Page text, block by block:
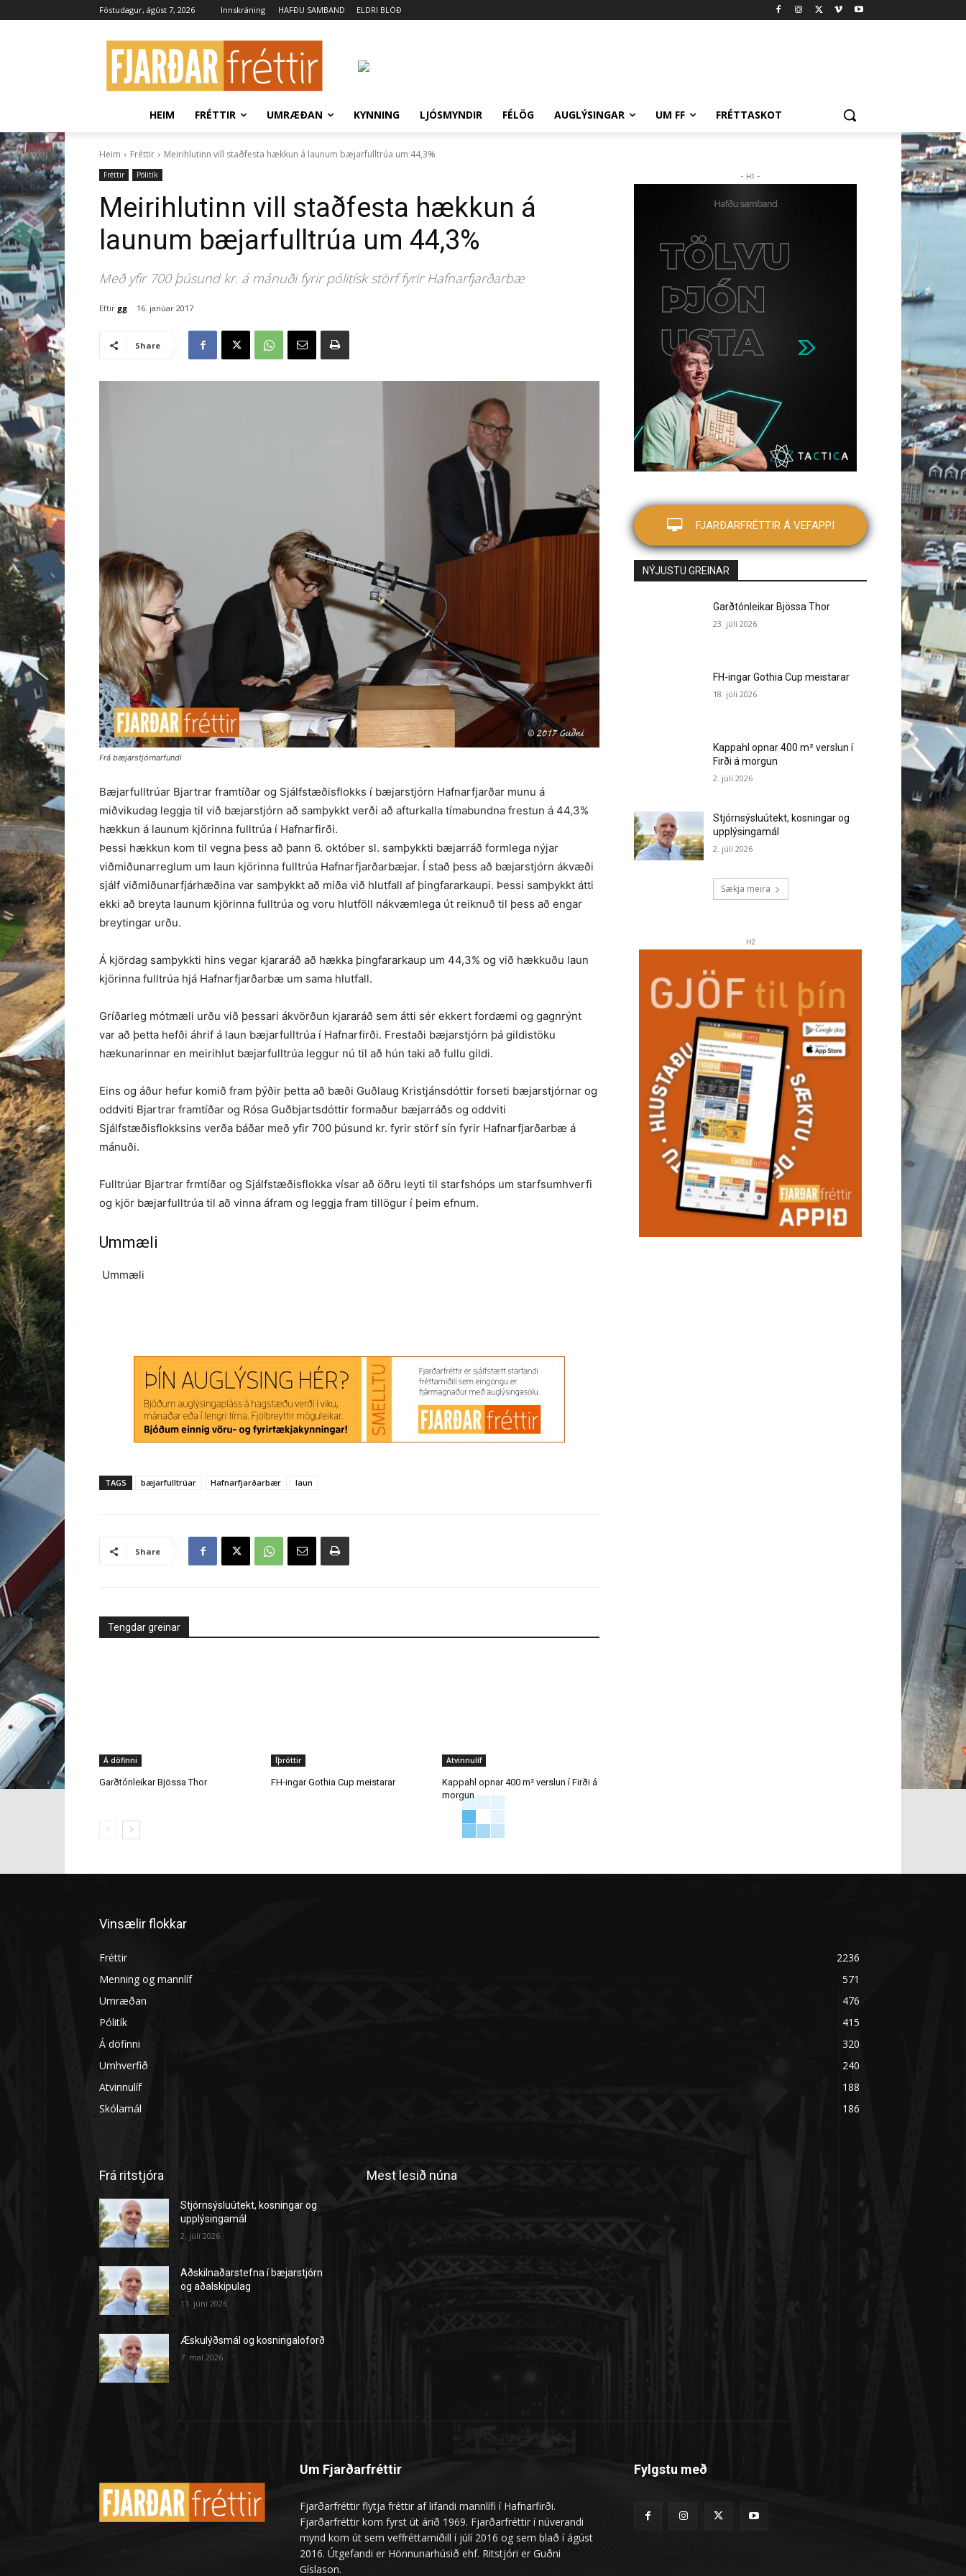
Föstudagur, ágúst 7, 2026 Innskráning HAFÐU SAMBAND ELDRI BLÖÐ
HEIM FRÉTTIR UMRÆÐAN KYNNING LJÓSMYNDIR FÉLÖG AUGLÝSINGAR UM FF FRÉTTASKOT
Heim Fréttir Meirihlutinn vill staðfesta hækkun á launum bæjarfulltrúa um 44,3%
Fréttir Pólitík
Meirihlutinn vill staðfesta hækkun á
launum bæjarfulltrúa um 44,3%
Með yfir 700 þúsund kr. á mánuði fyrir pólitísk störf fyrir Hafnarfjarðarbæ
Eftir gg 16. janúar 2017
Share
Frá bæjarstjórnarfundi
Bæjarfulltrúar Bjartrar framtíðar og Sjálfstæðisflokks í bæjarstjórn Hafnarfjarðar munu á
miðvikudag leggja til við bæjarstjórn að samþykkt verði að afturkalla tímabundna frestun á 44,3%
hækkun á launum kjörinna fulltrúa í Hafnarfirði.
Þessi hækkun kom til vegna þess að þann 6. október sl. samþykkti bæjarráð formlega nýjar
viðmiðunarreglum um laun kjörinna fulltrúa Hafnarfjarðarbæjar. Í stað þess að bæjarstjórn ákvæði
sjálf viðmiðunarfjárhæðina var samþykkt að miða við hlutfall af þingfararkaupi. Þessi samþykkt átti
ekki að breyta launum kjörinna fulltrúa og voru hlutföll nákvæmlega út reiknuð til þess að engar
breytingar urðu.
Á kjördag samþykkti hins vegar kjararáð að hækka þingfararkaup um 44,3% og við hækkuðu laun
kjörinna fulltrúa hjá Hafnarfjarðarbæ um sama hlutfall.
Gríðarleg mótmæli urðu við þessari ákvörðun kjararáð sem átti sér ekkert fordæmi og gagnrýnt
var að þetta hefði áhrif á laun bæjarfulltrúa í Hafnarfirði. Frestaði bæjarstjórn þá gildistöku
hækunarinnar en meirihlut bæjarfulltrúa leggur nú til að hún taki að fullu gildi.
Eins og áður hefur komið fram þýðir þetta að bæði Guðlaug Kristjánsdóttir forseti bæjarstjórnar og
oddviti Bjartrar framtíðar og Rósa Guðbjartsdóttir formaður bæjarráðs og oddviti
Sjálfstæðisflokksins verða báðar með yfir 700 þúsund kr. fyrir störf sín fyrir Hafnarfjarðarbæ á
mánuði.
Fulltrúar Bjartrar frmtíðar og Sjálfstæðisflokka vísar að öðru leyti til starfshóps um starfsumhverfi
og kjör bæjarfulltrúa til að vinna áfram og leggja fram tillögur í þeim efnum.
Ummæli
Ummæli
bæjarfulltrúar Hafnarfjarðarbær laun
Tengdar greinar
- H1 -
FJARÐARFRÉTTIR Á VEFAPPI
NÝJUSTU GREINAR
Garðtónleikar Bjössa Thor
23. júlí 2026
FH-ingar Gothia Cup meistarar
18. júlí 2026
Kappahl opnar 400 m² verslun í
Firði á morgun
2. júlí 2026
Stjórnsýsluútekt, kosningar og
upplýsingamál
2. júlí 2026
Sækja meira
H2